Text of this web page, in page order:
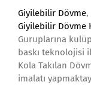
Giyilebilir Dövme,
Giyilebilir Dövme
Guruplarına
baskı teknolojisi
Kola Takılan
imalatı